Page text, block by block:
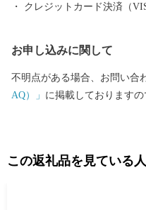
クレジットカード決済（
お申し込みに関して
不明点がある場合、お問い合
AQ）」 に掲載しておりますの
この返礼品を見ている